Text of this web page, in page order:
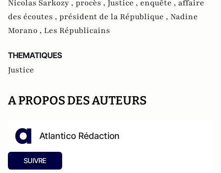
Nicolas Sarkozy , procès , Justice , enquête , affaire
des écoutes , président de la République , Nadine
Morano , Les Républicains
THEMATIQUES
Justice
A PROPOS DES AUTEURS
Atlantico Rédaction
SUIVRE